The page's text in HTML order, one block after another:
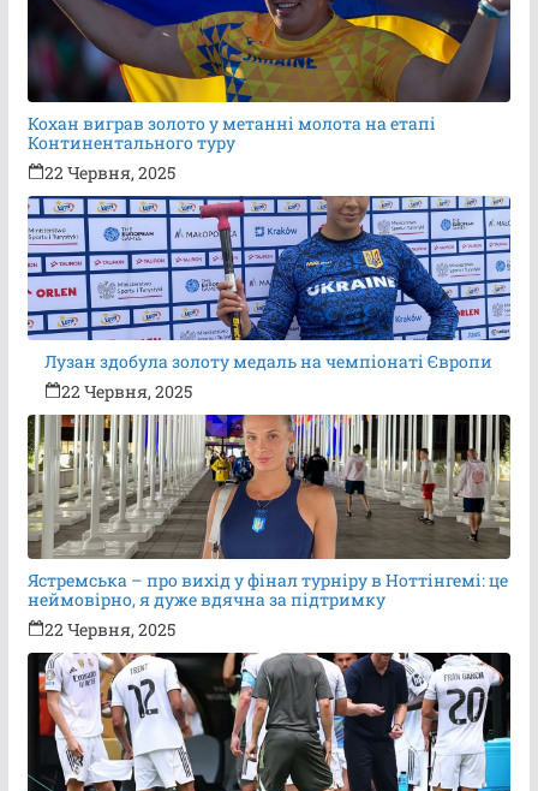
Кохан виграв золото у метанні молота на етапі
Континентального туру
22 Червня, 2025
Лузан здобула золоту медаль на чемпіонаті Європи
22 Червня, 2025
Ястремська – про вихід у фінал турніру в Ноттінгемі: це
неймовірно, я дуже вдячна за підтримку
22 Червня, 2025